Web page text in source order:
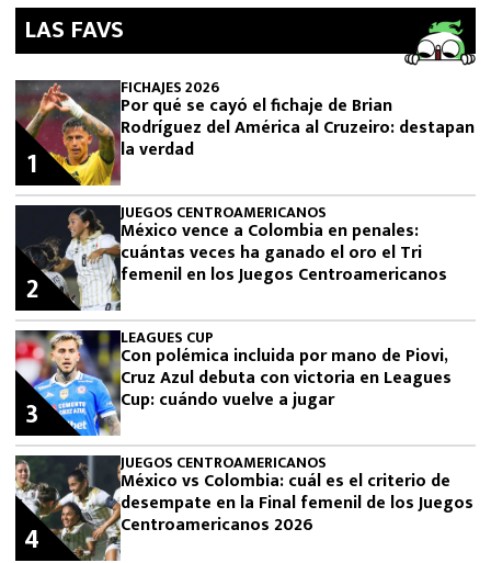
LAS FAVS
FICHAJES 2026
Por qué se cayó el fichaje de Brian
Rodríguez del América al Cruzeiro: destapan
la verdad
1
JUEGOS CENTROAMERICANOS
México vence a Colombia en penales:
cuántas veces ha ganado el oro el Tri
femenil en los Juegos Centroamericanos
2
LEAGUES CUP
Con polémica incluida por mano de Piovi,
Cruz Azul debuta con victoria en Leagues
Cup: cuándo vuelve a jugar
3
JUEGOS CENTROAMERICANOS
México vs Colombia: cuál es el criterio de
desempate en la Final femenil de los Juegos
Centroamericanos 2026
4